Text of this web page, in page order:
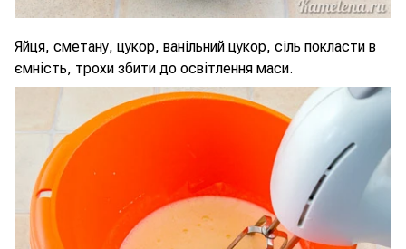
Яйця, сметану, цукор, ванільний цукор, сіль покласти в
ємність, трохи збити до освітлення маси.